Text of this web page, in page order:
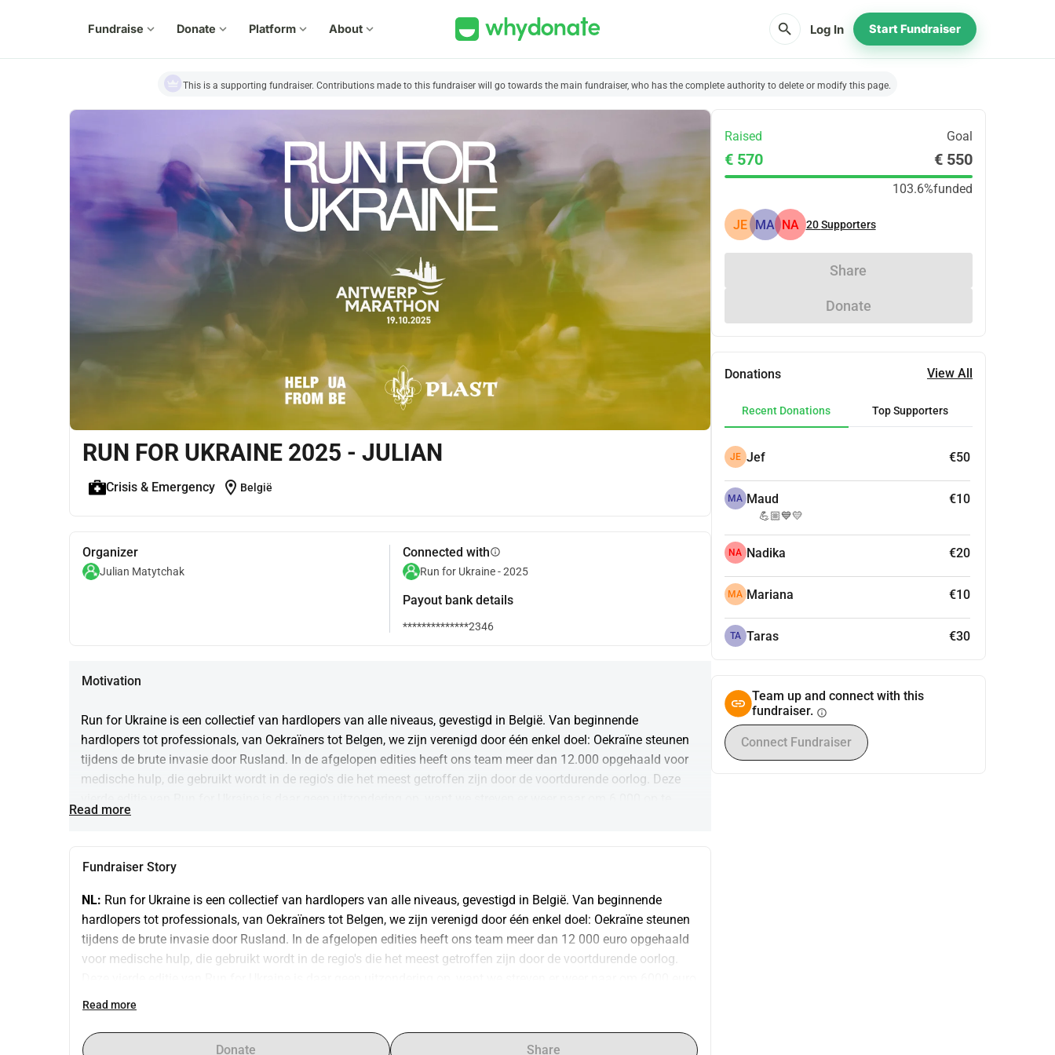
Fundraise expand_more Donate expand_more Platform expand_more About expand_more search Log In Start Fundraiser
This is a supporting fundraiser. Contributions made to this fundraiser will go towards the main fundraiser, who has the complete authority to delete or modify this page.
RUN FOR UKRAINE 2025 - JULIAN
Crisis & Emergency location_on België
Organizer
Julian Matytchak
Connected withinfo
Run for Ukraine - 2025
Payout bank details
**************2346
Motivation
Run for Ukraine is een collectief van hardlopers van alle niveaus, gevestigd in België. Van beginnende
hardlopers tot professionals, van Oekraïners tot Belgen, we zijn verenigd door één enkel doel: Oekraïne steunen
tijdens de brute invasie door Rusland. In de afgelopen edities heeft ons team meer dan 12.000 opgehaald voor
medische hulp, die gebruikt wordt in de regio's die het meest getroffen zijn door de voortdurende oorlog. Deze
halen! Oorlog is een hel, en helaas lijden veel onschuldige mensen. Jij kunt helpen door te doneren, en wij zullen
Read more
Fundraiser Story
NL: Run for Ukraine is een collectief van hardlopers van alle niveaus, gevestigd in België. Van beginnende
hardlopers tot professionals, van Oekraïners tot Belgen, we zijn verenigd door één enkel doel: Oekraïne steunen
tijdens de brute invasie door Rusland. In de afgelopen edities heeft ons team meer dan 12 000 euro opgehaald
voor medische hulp, die gebruikt wordt in de regio's die het meest getroffen zijn door de voortdurende oorlog.
op te halen! Oorlog is een hel en helaas lijden veel onschuldige mensen. Jij kunt helpen, je kunt doneren, wij
ENG: Run for Ukraine is a collective of runners of all levels based in Belgium. From novice runners to
Read more
Donate Share
Raised Goal
€ 570 € 550
103.6%funded
JE MA NA 20Supporters
Share
Donate
Donations View All
Recent Donations Top Supporters
JE Jef €50
MA Maud €10
💪🏼💙💛
NA Nadika €20
MA Mariana €10
TA Taras €30
Team up and connect with this
fundraiser. info
Connect Fundraiser